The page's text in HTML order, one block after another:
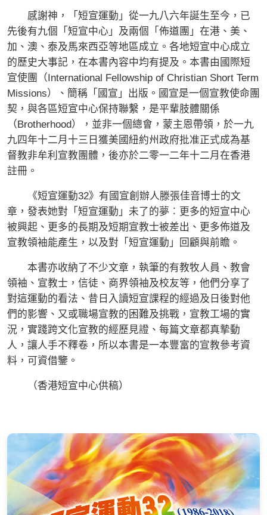
感謝神，「短宣運動」從一九八六年誕生至今，已
先後有九個「短宣中心」及兩個「佈道團」在港、美、
加、澳、泰及馬來西亞等地區成立。各地短宣中心成立
的歷史大事記，在本書內容中均有提及。本書由國際短
宣使團（International Fellowship of Christian Short Term
Missions）、簡稱「國宣」出版。國宣是一個宣教使命團
契，與各區短宣中心保持聯繫，是平輩肢體關係
（Brotherhood），並非一個總會，蒙主恩帶領，於一九
九四年十二月十三日獲美國紐約州政府批准正式成為基
督教非牟利宣教團體，後亦於二零一二年十二月在香港
註冊。
《短宣運動32》有國宣創辦人滕張佳音博士的文
章，發表她對「短宣運動」未了的夢︰更多的短宣中心
被興起、更多的長期及短期宣教士被差出、更多佈道及
宣教領袖能產生，以及對「短宣運動」回顧與前瞻。
本書亦收納了不少文章，執筆的有教牧人員、教會
領袖、宣教士，信徒、商界領袖及校友等，他們分享了
對這運動的看法、昔日入讀短宣課程的經過及日後對他
們的影響、又或職場宣教的困難及挑戰，宣教工場的實
況，實踐跨文化宣教的經歷見證、每篇文章都真摯動
人，讓人手不釋卷，所以本書是一本豐富的宣教參考資
料，可資借鑒。
（香港短宣中心供稿）